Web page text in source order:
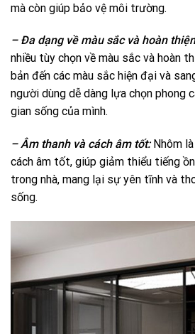
mà còn giúp bảo vệ môi trường.
– Đa dạng về màu sắc và hoàn
nhiều tùy chọn về màu sắc và hoàn
bản đến các màu sắc hiện đại và
người dùng dễ dàng lựa chọn phong
gian sống của mình.
– Âm thanh và cách âm tốt:Nhôm
cách âm tốt, giúp giảm thiểu tiếng
trong nhà, mang lại sự yên tĩnh và
sống.